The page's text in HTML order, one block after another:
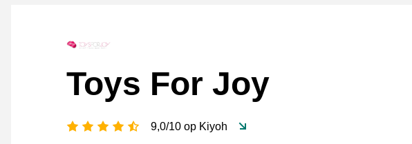
Toys For Joy
4,5 sterren
9,0/10 op Kiyoh